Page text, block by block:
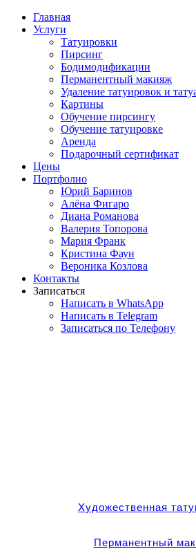
Главная
Услуги
Татуировки
Пирсинг
Бодимодификации
Перманентный макияж
Удаление татуировок и
Картины
Обучение пирсингу
Обучение татуировке
Аренда
Подарочный сертификат
Цены
Портфолио
Юрий Баринов
Алёна Фигаро
Диана Романова
Валерия Топорова
Мария Франк
Кристина Фаун
Вероника Козлова
Контакты
Записаться
Написать в WhatsApp
Написать в Telegram
Записаться по Телефону
Художественная
Перманентный